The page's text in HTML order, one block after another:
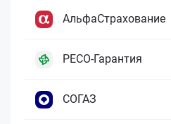
АльфаСтрахование
РЕСО-Гарантия
СОГАЗ